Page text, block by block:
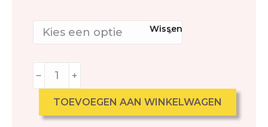
Wissen
﹣ ﹢
TOEVOEGEN AAN WINKELWAGEN